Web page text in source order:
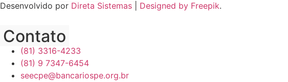
Desenvolvido por Direta Sistemas Designed by Freepik.
Contato
(81) 3316-4233
(81) 9 7347-6454
seecpe@bancariospe.org.br